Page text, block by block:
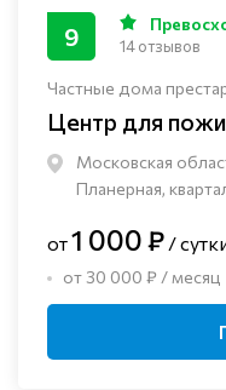
Частные дома
Центр для
Московская
Планерная,
9 14 отзывов
от1 000 ₽ /
от 30 000 ₽ / месяц